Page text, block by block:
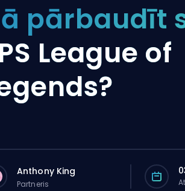
pārbaudīt
League of
Anthony King
Partneris